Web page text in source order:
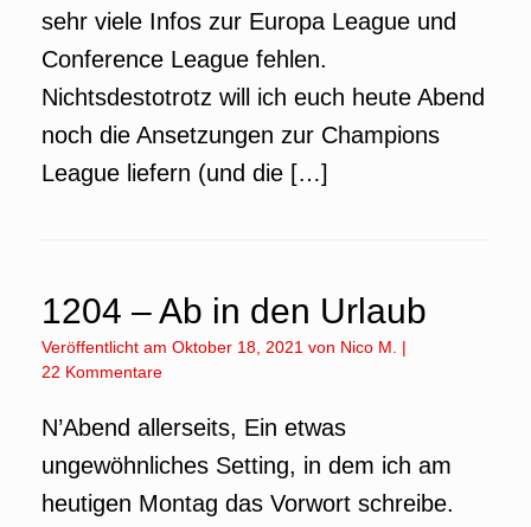
sehr viele Infos zur Europa League und
Conference League fehlen.
Nichtsdestotrotz will ich euch heute Abend
noch die Ansetzungen zur Champions
League liefern (und die […]
1204 – Ab in den Urlaub
Veröffentlicht am Oktober 18, 2021 von Nico M.
|
22 Kommentare
N’Abend allerseits, Ein etwas
ungewöhnliches Setting, in dem ich am
heutigen Montag das Vorwort schreibe.